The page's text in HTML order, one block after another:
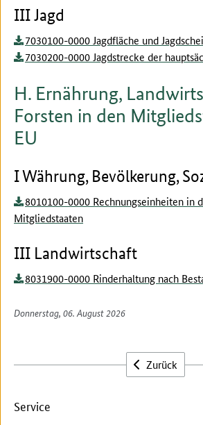
III Jagd
7030100-0000 Jagdfläche und
7030200-0000 Jagdstrecke der
H. Ernährung,
Forsten in den
EU
I Währung, Bevölkerung,
8010100-0000 Rechnungseinheiten in
Mitgliedstaaten
III Landwirtschaft
8031900-0000 Rinderhaltung nach
Donnerstag, 06. August 2026
Zurück
Service